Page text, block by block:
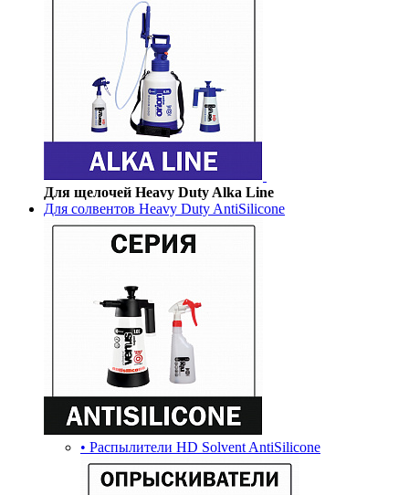
Для щелочей Heavy Duty Alka Line
Для солвентов Heavy Duty AntiSilicone
• Распылители HD Solvent AntiSilicone